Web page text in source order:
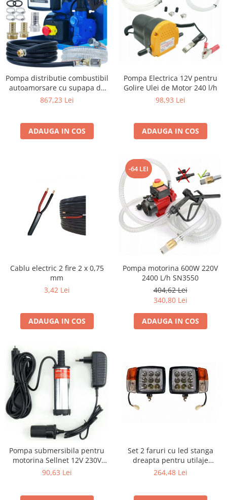
Pompa distributie combustibil
autoamorsare cu supapa de
retur automat capacitat e:
867,23 Lei
ADAUGA IN COS
Pompa Electrica 12V pentru
Golire Ulei de Motor 240 l/h
98,93 Lei
ADAUGA IN COS
Cablu electric 2 fire 2 x 0,75
mm
3,42 Lei
ADAUGA IN COS
-64 LEI
Pompa motorina 600W 220V
2400 L/h SN3550
404,62 Lei
340,80 Lei
ADAUGA IN COS
Pompa submersibila pentru
motorina Sellnet 12V 230V
38mm cu adaptor pentru
90,63 Lei
Set 2 faruri cu led stanga
dreapta pentru utilaje
dezapezire agricole tractoare
264,48 Lei